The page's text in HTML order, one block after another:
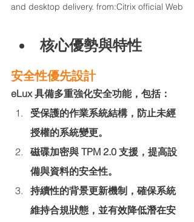
and desktop delivery. from:Citrix official Web
核心優勢與特性
安全性優先設計
eLux 具備多重強化安全功能，包括：
受保護的作業系統結構，防止未經
授權的系統變更。
磁碟加密與 TPM 2.0 支援，提高設
備與資料的安全性。
持續性的背景更新機制，確保系統
維持合規狀態，並有效降低潛在安